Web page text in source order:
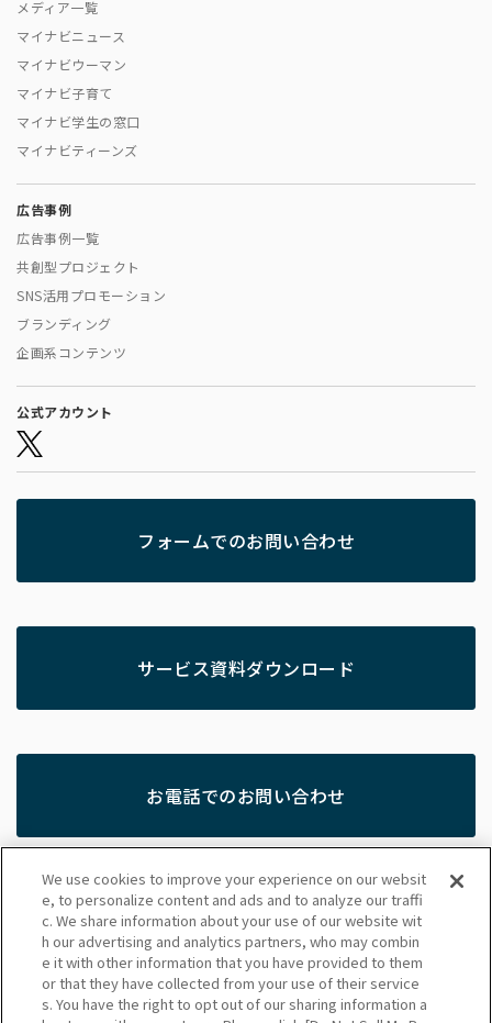
メディア一覧
マイナビニュース
マイナビウーマン
マイナビ子育て
マイナビ学生の窓口
マイナビティーンズ
広告事例
広告事例一覧
共創型プロジェクト
SNS活用プロモーション
ブランディング
企画系コンテンツ
公式アカウント
フォームでのお問い合わせ
サービス資料ダウンロード
お電話でのお問い合わせ
受付時間：平日10:00〜18:00（弊社所定の休業日を除
く）
個人情報の取り扱いについて 株式会社マイナビ 運営者情報
We use cookies to improve your experience on our websit
e, to personalize content and ads and to analyze our traffi
c. We share information about your use of our website wit
h our advertising and analytics partners, who may combin
e it with other information that you have provided to them
or that they have collected from your use of their service
s. You have the right to opt out of our sharing information a